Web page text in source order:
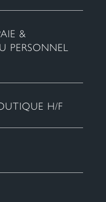
&
PERSONNEL
H/F